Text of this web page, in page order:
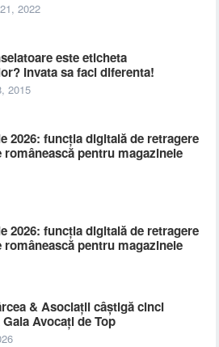
2022
este eticheta
Invata sa faci diferenta!
2015
2026: funcția digitală de retragere
pentru magazinele
2026: funcția digitală de retragere
pentru magazinele
& Asociații câștigă cinci
Avocați de Top